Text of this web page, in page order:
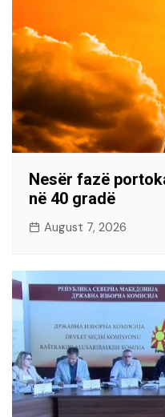
Nesër fazë
në 40 gradë
August 7, 2026